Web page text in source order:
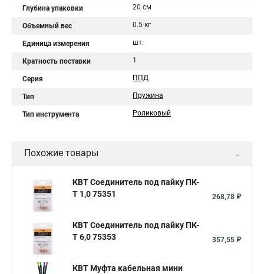
Глубина упаковки 20 см
Объемный вес 0.5 кг
Единица измерения шт.
Кратность поставки 1
Серия ППД
Тип Пружина
Тип инструмента Роликовый
Похожие товары
КВТ Соединитель под пайку ПК-
Т 1,0 75351
268,78 ₽
КВТ Соединитель под пайку ПК-
Т 6,0 75353
357,55 ₽
КВТ Муфта кабельная мини